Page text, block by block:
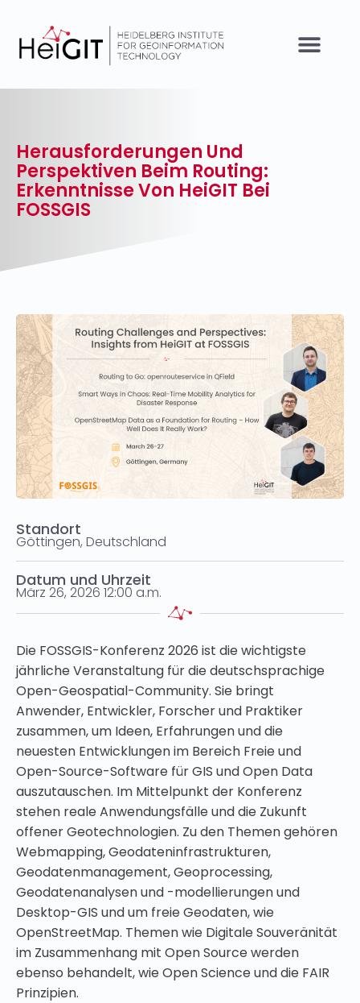
Herausforderungen Und
Perspektiven Beim Routing:
Erkenntnisse Von HeiGIT Bei
FOSSGIS
Standort
Göttingen, Deutschland
Datum und Uhrzeit
März 26, 2026 12:00 a.m.
Die FOSSGIS-Konferenz 2026 ist die wichtigste
jährliche Veranstaltung für die deutschsprachige
Open-Geospatial-Community. Sie bringt
Anwender, Entwickler, Forscher und Praktiker
zusammen, um Ideen, Erfahrungen und die
neuesten Entwicklungen im Bereich Freie und
Open-Source-Software für GIS und Open Data
auszutauschen. Im Mittelpunkt der Konferenz
stehen reale Anwendungsfälle und die Zukunft
offener Geotechnologien. Zu den Themen gehören
Webmapping, Geodateninfrastrukturen,
Geodatenmanagement, Geoprocessing,
Geodatenanalysen und -modellierungen und
Desktop-GIS und um freie Geodaten, wie
OpenStreetMap. Themen wie Digitale Souveränität
im Zusammenhang mit Open Source werden
ebenso behandelt, wie Open Science und die FAIR
Prinzipien.